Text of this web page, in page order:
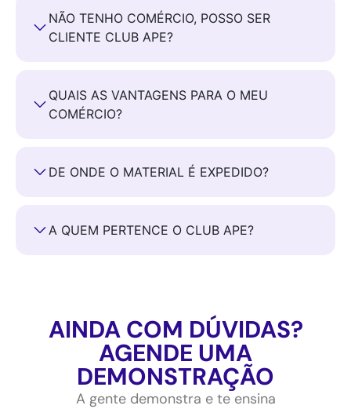
NÃO TENHO COMÉRCIO, POSSO SER
CLIENTE CLUB APE?
QUAIS AS VANTAGENS PARA O MEU
COMÉRCIO?
DE ONDE O MATERIAL É EXPEDIDO?
A QUEM PERTENCE O CLUB APE?
AINDA COM DÚVIDAS?
AGENDE UMA
DEMONSTRAÇÃO​
A gente demonstra e te ensina